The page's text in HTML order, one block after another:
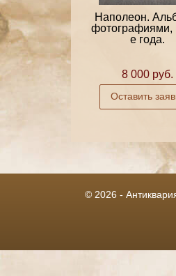
Наполеон.
фотографиями,
е года.
8 000 руб.
Оставить
© 2026 -